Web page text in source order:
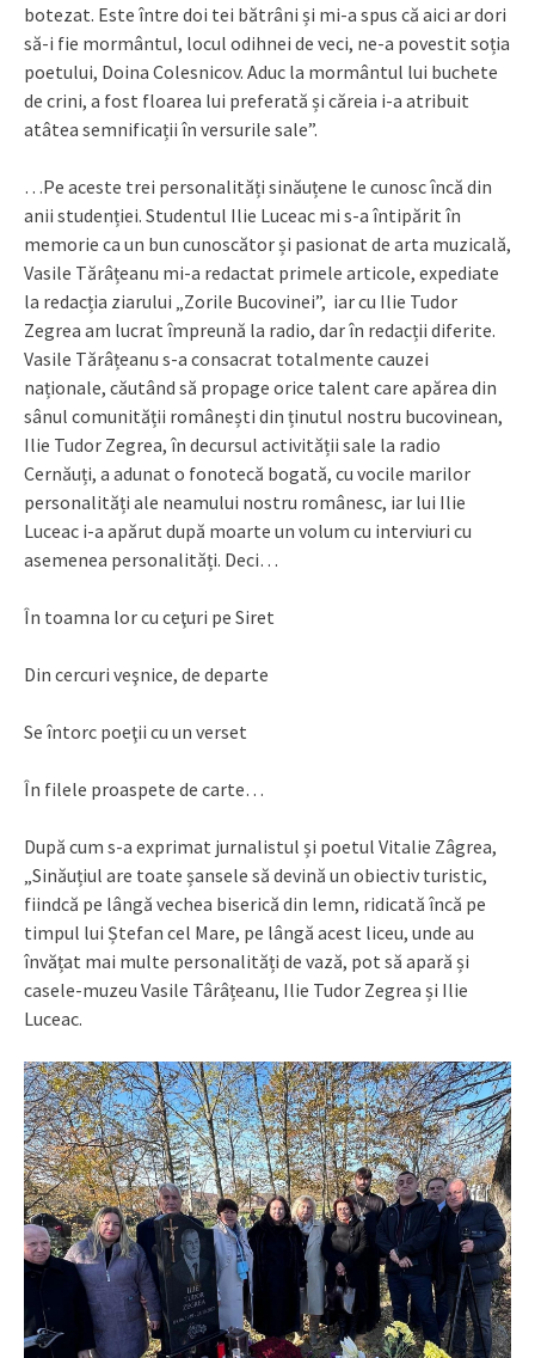
botezat. Este între doi tei bătrâni și mi-a spus că aici ar dori
să-i fie mormântul, locul odihnei de veci, ne-a povestit soția
poetului, Doina Colesnicov. Aduc la mormântul lui buchete
de crini, a fost floarea lui preferată și căreia i-a atribuit
atâtea semnificații în versurile sale”.
…Pe aceste trei personalități sinăuțene le cunosc încă din
anii studenției. Studentul Ilie Luceac mi s-a întipărit în
memorie ca un bun cunoscător și pasionat de arta muzicală,
Vasile Tărâțeanu mi-a redactat primele articole, expediate
la redacția ziarului „Zorile Bucovinei”, iar cu Ilie Tudor
Zegrea am lucrat împreună la radio, dar în redacții diferite.
Vasile Tărâțeanu s-a consacrat totalmente cauzei
naționale, căutând să propage orice talent care apărea din
sânul comunității românești din ținutul nostru bucovinean,
Ilie Tudor Zegrea, în decursul activității sale la radio
Cernăuți, a adunat o fonotecă bogată, cu vocile marilor
personalități ale neamului nostru românesc, iar lui Ilie
Luceac i-a apărut după moarte un volum cu interviuri cu
asemenea personalități. Deci…
În toamna lor cu ceţuri pe Siret
Din cercuri veşnice, de departe
Se întorc poeţii cu un verset
În filele proaspete de carte…
După cum s-a exprimat jurnalistul și poetul Vitalie Zâgrea,
„Sinăuțiul are toate șansele să devină un obiectiv turistic,
fiindcă pe lângă vechea biserică din lemn, ridicată încă pe
timpul lui Ștefan cel Mare, pe lângă acest liceu, unde au
învățat mai multe personalități de vază, pot să apară și
casele-muzeu Vasile Târâțeanu, Ilie Tudor Zegrea și Ilie
Luceac.